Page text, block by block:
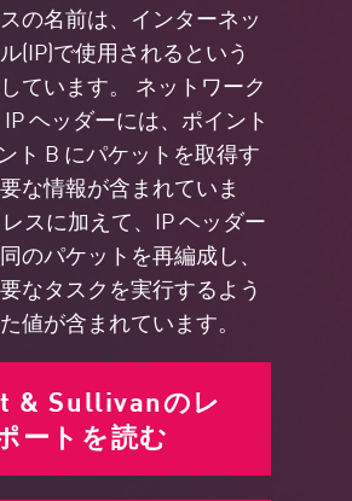
の名前は、インターネッ
(IP)で使用されるという
ています。 ネットワーク
ヘッダーには、ポイント
ト B にパケットを取得す
な情報が含まれていま
スに加えて、IP ヘッダー
のパケットを再編成し、
なタスクを実行するよう
値が含まれています。
& Sullivanのレ
ートを読む